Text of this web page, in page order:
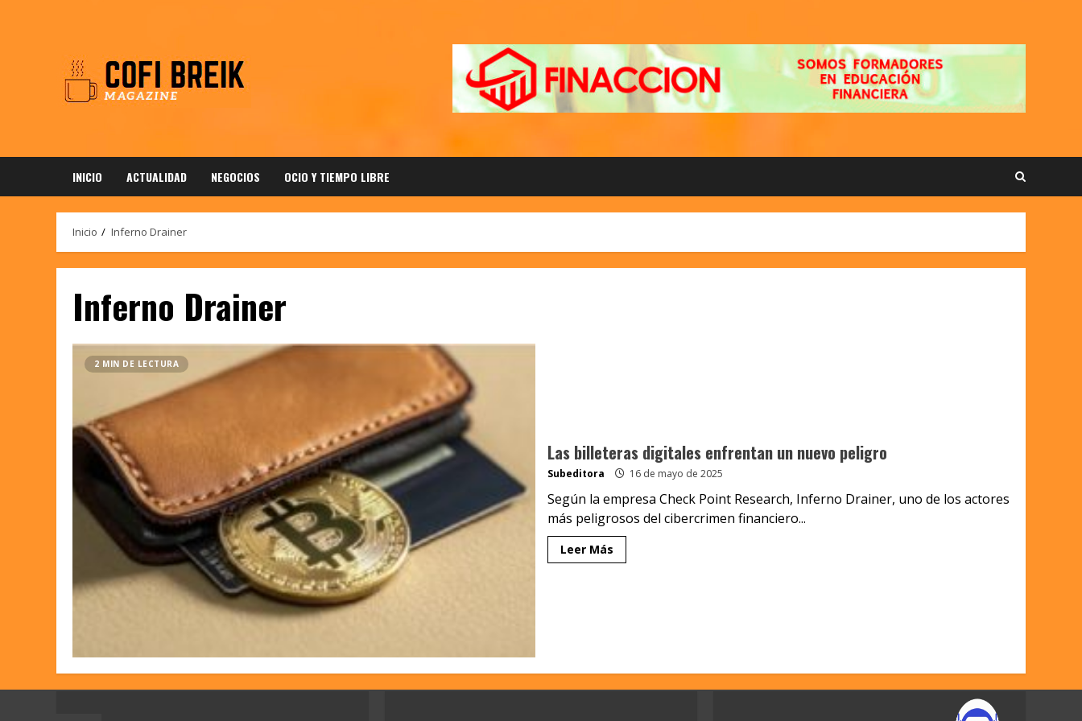
INICIO ACTUALIDAD NEGOCIOS OCIO Y TIEMPO LIBRE
Inicio Inferno Drainer
Inferno Drainer
2 MIN DE LECTURA
Las billeteras digitales enfrentan un nuevo peligro
Subeditora 16 de mayo de 2025
Según la empresa Check Point Research, Inferno Drainer, uno de los actores
más peligrosos del cibercrimen financiero...
Leer Más